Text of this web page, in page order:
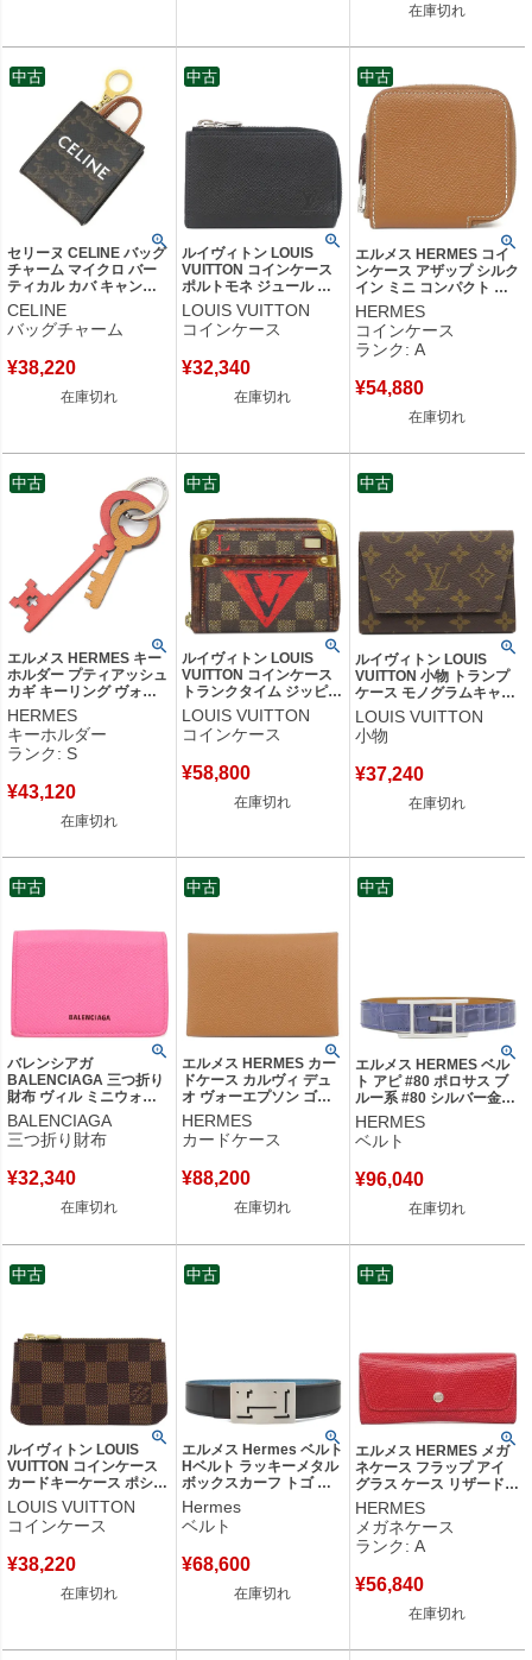
在庫切れ
セリーヌ CELINE バッグ
チャーム マイクロ バー
ティカル カバ キャンバ
ス トリオンフキャンバス
タン ゴールド金具 茶 白
ロゴ トリオンフ カバン
【中古】
CELINE
バッグチャーム
¥38,220
在庫切れ
中古
ルイヴィトン LOUIS
VUITTON コインケース
ポルトモネ ジュール タ
イガ アルドワーズ シル
バー金具 黒 小銭入れ
M63375 MB3158 【箱】
LOUIS VUITTON
コインケース
¥32,340
在庫切れ
中古
エルメス HERMES コイ
ンケース アザップ シルク
イン ミニ コンパクト ヴ
ォーエプソン ゴールド シ
ルバー金具 茶 ラウンドフ
ァスナー Z刻印 【箱】
【中古】中古美品
HERMES
コインケース
ランク: A
¥54,880
在庫切れ
中古
エルメス HERMES キー
ホルダー プティアッシュ
カギ キーリング ヴォー
エプソン グランアッシュ
レッド×ベージュ×ブラッ
ク 赤 茶 黒 鍵 キーモチー
フ チャーム petit H 【中
HERMES
キーホルダー
ランク: S
¥43,120
在庫切れ
中古
ルイヴィトン LOUIS
VUITTON コインケース
トランクタイム ジッピー
コインパース ダミエキャ
ンバス ダミエ×レッド ゴ
ールド金具 茶 赤 ポップ
SN2178 【箱】 【中古】
LOUIS VUITTON
コインケース
¥58,800
在庫切れ
中古
ルイヴィトン LOUIS
VUITTON 小物 トランプ
ケース モノグラムキャン
バス モノグラム ゴールド
金具 茶 カードケース ト
ランプ付き M58648
LOUIS VUITTON
小物
¥37,240
在庫切れ
中古
バレンシアガ
BALENCIAGA 三つ折り
財布 ヴィル ミニウォレ
ット カーフ ピンク シル
バー金具 コンパクトウォ
レット 558208 【箱】
BALENCIAGA
三つ折り財布
¥32,340
在庫切れ
中古
エルメス HERMES カー
ドケース カルヴィ デュ
オ ヴォーエプソン ゴー
ルド シルバー金具 新品
未使用 茶 フラグメント
ケース K刻印(2025年購
HERMES
カードケース
¥88,200
在庫切れ
中古
エルメス HERMES ベル
ト アピ #80 ポロサス ブ
ルー系 #80 シルバー金具
青 クロコ □K刻印 【箱】
【中古】
HERMES
ベルト
¥96,040
在庫切れ
中古
ルイヴィトン LOUIS
VUITTON コインケース
カードキーケース ポシェ
ット クレ ダミエキャン
バス ダミエエベヌ ゴー
ルド金具 小銭入れ 茶 キ
CT3179 【保存袋】 【中
LOUIS VUITTON
コインケース
¥38,220
在庫切れ
中古
エルメス Hermes ベルト
Hベルト ラッキーメタル
ボックスカーフ トゴ ブ
ラック×ブルージーン
#85 シルバー金具 Hモチ
ーフバックル 黒 青 リバ
【中古】
Hermes
ベルト
¥68,600
在庫切れ
中古
エルメス HERMES メガ
ネケース フラップ アイ
グラス ケース リザード
レッド系 シルバー金具 赤
アイウェアケース □F刻印
【中古】中古美品
HERMES
メガネケース
ランク: A
¥56,840
在庫切れ
中古